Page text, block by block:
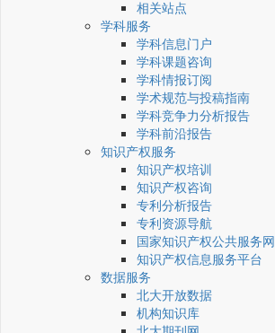
相关站点
学科服务
学科信息门户
学科课题咨询
学科情报订阅
学术规范与投稿指南
学科竞争力分析报告
学科前沿报告
知识产权服务
知识产权培训
知识产权咨询
专利分析报告
专利资源导航
国家知识产权公共服务网
知识产权信息服务平台
数据服务
北大开放数据
机构知识库